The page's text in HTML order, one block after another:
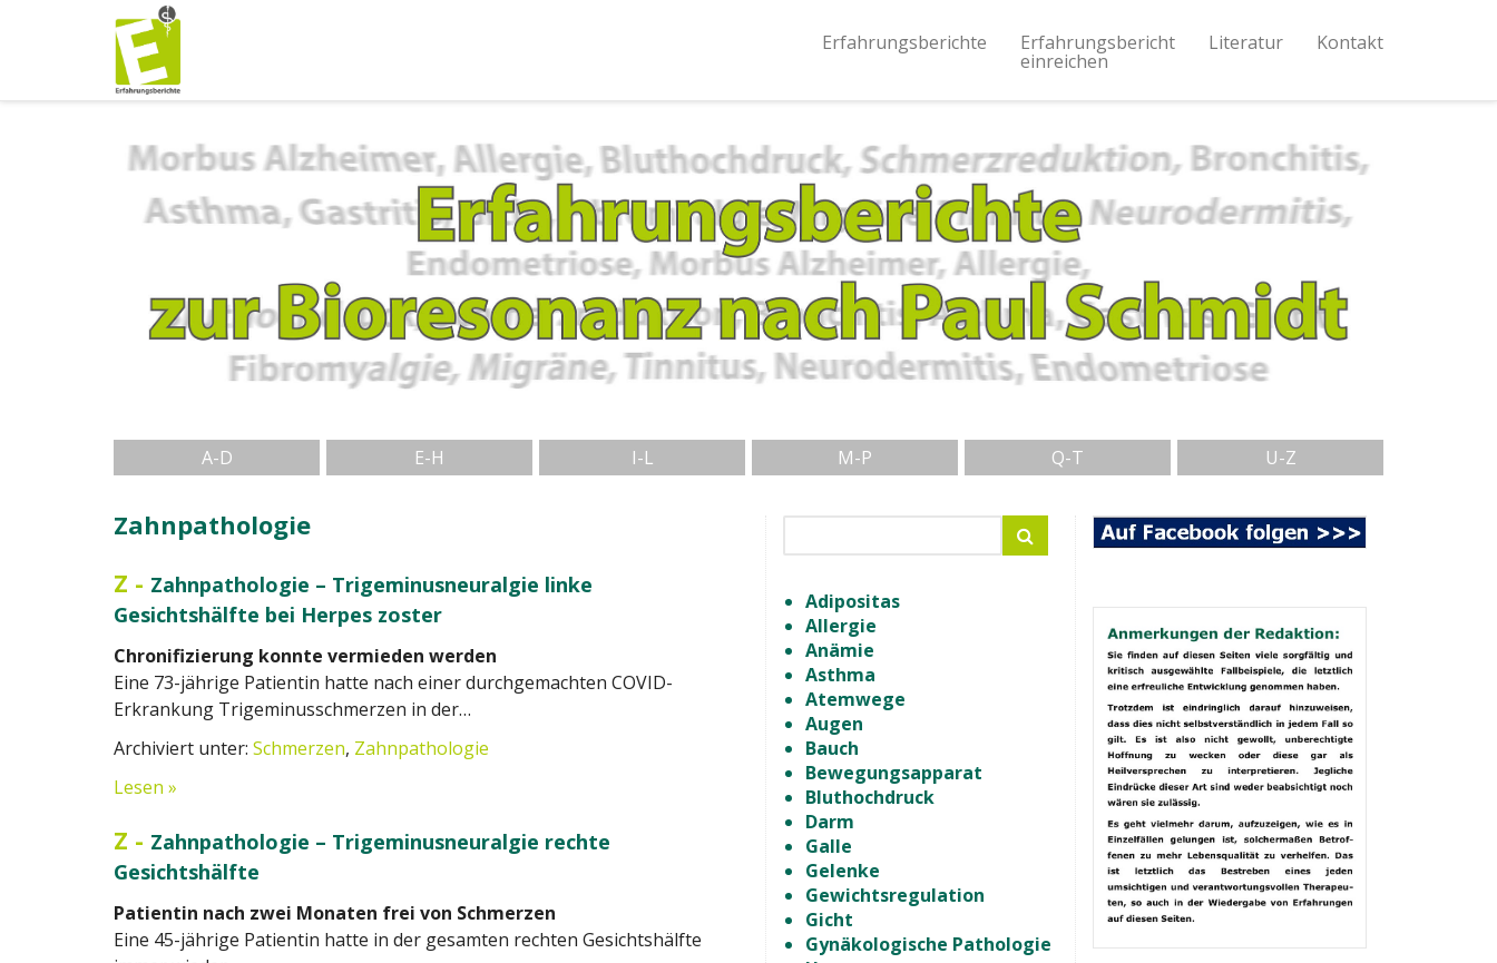
Erfahrungsberichte Erfahrungsbericht
einreichen
Literatur Kontakt
A-D E-H I-L M-P Q-T U-Z
Zahnpathologie
Z - Zahnpathologie – Trigeminusneuralgie linke
Gesichtshälfte bei Herpes zoster
Chronifizierung konnte vermieden werden
Eine 73-jährige Patientin hatte nach einer durchgemachten COVID-
Erkrankung Trigeminusschmerzen in der…
Archiviert unter: Schmerzen, Zahnpathologie
Lesen »
Z - Zahnpathologie – Trigeminusneuralgie rechte
Gesichtshälfte
Patientin nach zwei Monaten frei von Schmerzen
Eine 45-jährige Patientin hatte in der gesamten rechten Gesichtshälfte
Adipositas
Allergie
Anämie
Asthma
Atemwege
Augen
Bauch
Bewegungsapparat
Bluthochdruck
Darm
Galle
Gelenke
Gewichtsregulation
Gicht
Gynäkologische Pathologie